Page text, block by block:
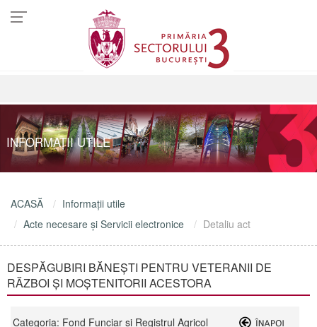
INFORMAŢII UTILE
ACASĂ
Informaţii utile
Acte necesare şi Servicii electronice
Detaliu act
DESPĂGUBIRI BĂNEȘTI PENTRU VETERANII DE
RĂZBOI ȘI MOȘTENITORII ACESTORA
Categoria: Fond Funciar și Registrul Agricol